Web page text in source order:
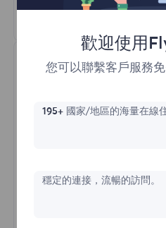
歡迎使用
您可以聯繫客戶服務
195+國家/地區的海量在線
穩定的連接，流暢的訪問。